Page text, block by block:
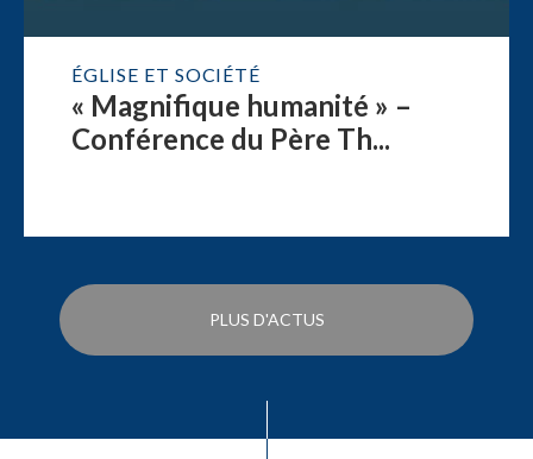
ÉGLISE ET SOCIÉTÉ
« Magnifique humanité » –
Conférence du Père Th...
PLUS D'ACTUS